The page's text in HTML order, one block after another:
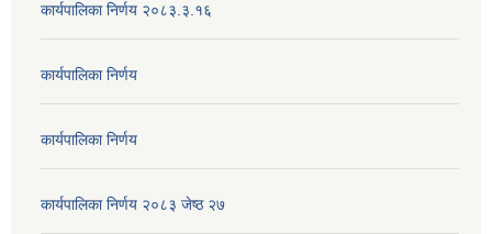
कार्यपालिका निर्णय २०८३.३.१६
कार्यपालिका निर्णय
कार्यपालिका निर्णय
कार्यपालिका निर्णय २०८३ जेष्ठ २७